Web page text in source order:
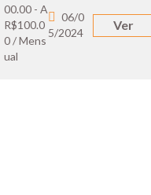
00.00 - A
R$100.0
0 / Mens
ual
06/0
5/2024
Ver